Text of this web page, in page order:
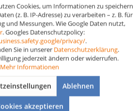
€ 35,- Bestellwert
Aktiv
Aktiv
Cookies, um Informationen zu speichern
(z. B. IP-Adresse) zu verarbeiten – z. B. für
und Messungen. Wie Google Daten nutzt,
. Googles Datenschutzpolicy:
privacy/.
Sie in unserer Datenschutzerklärung.
jederzeit ändern oder widerrufen.
Mehr Informationen
Ablehnen
akzeptieren